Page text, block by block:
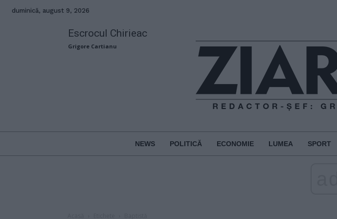
duminică, august 9, 2026
Escrocul Chirieac
Grigore Cartianu
NEWS POLITICĂ ECONOMIE LUMEA SPORT